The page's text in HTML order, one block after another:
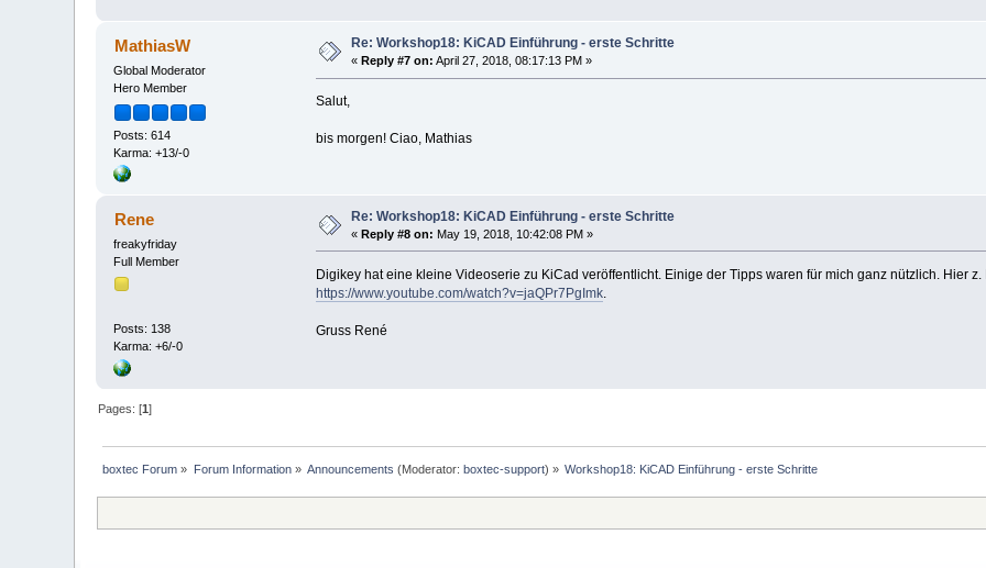
MathiasW
Global Moderator
Hero Member
Posts: 614
Karma: +13/-0
Re: Workshop18: KiCAD Einführung - erste Schritte
« Reply #7 on: April 27, 2018, 08:17:13 PM »
Salut,
bis morgen! Ciao, Mathias
Rene
freakyfriday
Full Member
Posts: 138
Karma: +6/-0
Re: Workshop18: KiCAD Einführung - erste Schritte
«Reply #8 on: May 19, 2018, 10:42:08 PM »
Digikey hat eine kleine Videoserie zu KiCad veröffentlicht. Einige der Tipps waren für mich ganz nützlich. Hier
https://www.youtube.com/watch?v=jaQPr7PgImk.
Gruss René
Pages: [1]
boxtec Forum » Forum Information» Announcements (Moderator:boxtec-support) » Workshop18: KiCAD Einführung - erste Schritte